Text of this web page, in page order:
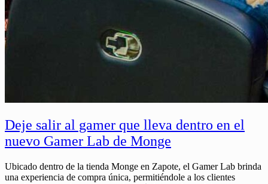
Deje salir al gamer que lleva dentro en el
nuevo Gamer Lab de Monge
Ubicado dentro de la tienda Monge en Zapote, el Gamer Lab brinda
una experiencia de compra única, permitiéndole a los clientes